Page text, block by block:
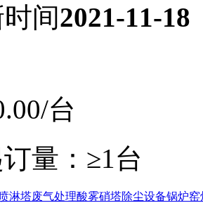
间2021-11-18
/台
量： ≥1台
淋塔废气处理酸雾硝塔除尘设备锅炉